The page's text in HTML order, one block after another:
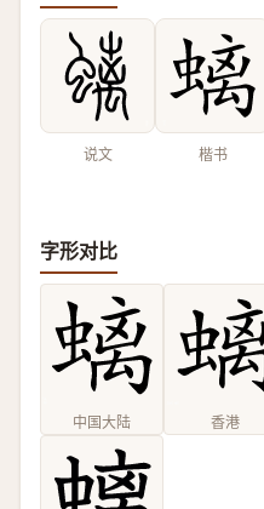
说文 楷书
字形对比
中国大陆 香港